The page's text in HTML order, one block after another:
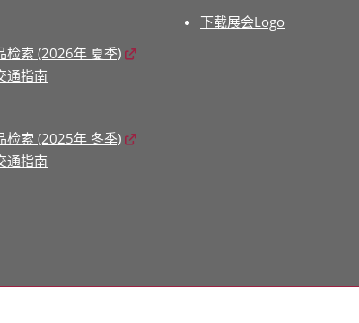
检索 (2026年 夏季)
通指南
检索 (2025年 冬季)
通指南
下载展会Logo